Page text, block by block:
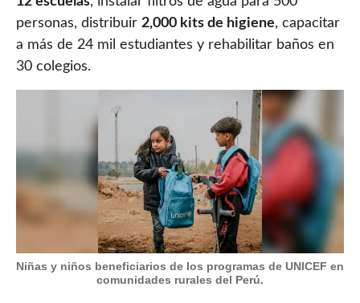
personas, distribuir 2,000 kits de higiene, capacitar
a más de 24 mil estudiantes y rehabilitar baños en
30 colegios.
Niñas y niños beneficiarios de los programas de UNICEF en
comunidades rurales del Perú.